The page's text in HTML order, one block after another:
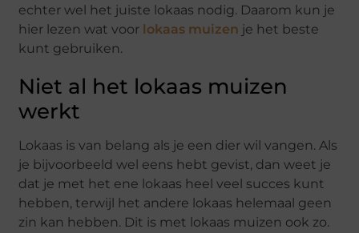
echter wel het juiste lokaas nodig. Daarom kun je
hier lezen wat voor lokaas muizen je het beste
kunt gebruiken.
Niet al het lokaas muizen
werkt
Lokaas is van belang als je een dier wil vangen. Als
je bijvoorbeeld wel eens hebt gevist, dan weet je
dat je met het ene lokaas heel veel succes kunt
hebben, terwijl het andere lokaas helemaal geen
zin kan hebben. Dit is met lokaas muizen ook zo.